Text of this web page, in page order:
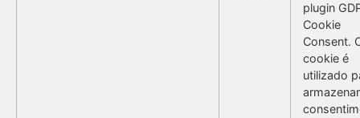
plugin
Cookie
Consent.
cookie é
utilizado